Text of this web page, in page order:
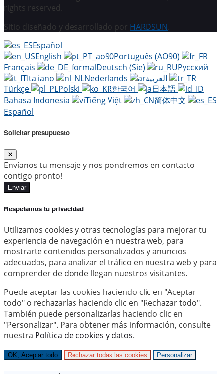
rights reserved.
Sitio diseñado y desarrollado por HARDSUN.
Español
English
Português (AO90)
Français
Deutsch (Sie)
Русский
Italiano
Nederlands
Türkçe
Polski 한국어
日本語
Bahasa Indonesia
Tiếng Việt
简体中文
Español
Solicitar presupuesto
Envíanos tu mensaje y nos pondremos en contacto
contigo pronto!
Enviar
Respetamos tu privacidad
Utilizamos cookies y otras tecnologías para mejorar tu
experiencia de navegación en nuestra web, para
mostrarte contenidos personalizados y anuncios
adecuados, para analizar el tráfico en nuestra web y para
comprender de donde llegan nuestros visitantes.
Puede aceptar las cookies haciendo clic en "Aceptar
todo" o rechazarlas haciendo clic en "Rechazar todo".
También puede personalizarlas haciendo clic en
"Personalizar". Para obtener más información, consulte
nuestra Política de cookies y datos.
OK, Aceptar todo Rechazar todas las cookies Personalizar